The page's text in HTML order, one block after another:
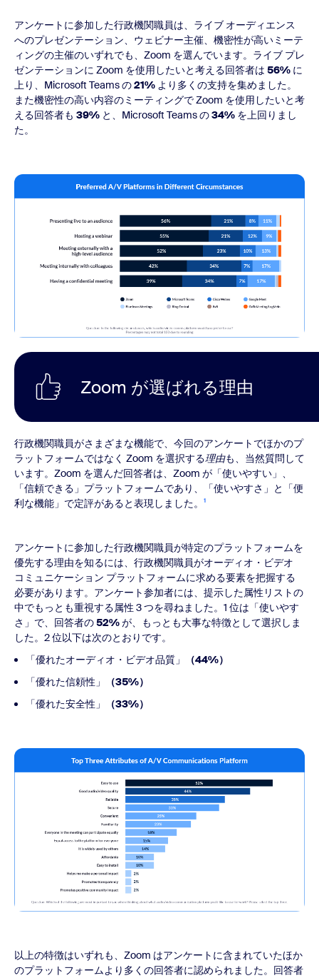
アンケートに参加した行政機関職員は、ライブ オーディエンス
へのプレゼンテーション、ウェビナー主催、機密性が高いミーテ
ィングの主催のいずれでも、Zoom を選んでいます。ライブ プレ
ゼンテーションに Zoom を使用したいと考える回答者は 56% に
上り、Microsoft Teams の21% より多くの支持を集めました。
また機密性の高い内容のミーティングで Zoom を使用したいと考
える回答者も 39% と、Microsoft Teams の34% を上回りまし
た。
Zoom が選ばれる理由
行政機関職員がさまざまな機能で、今回のアンケートでほかのプ
ラットフォームではなく Zoom を選択する理由も、当然質問して
います。Zoom を選んだ回答者は、Zoom が「使いやすい」、
「信頼できる」プラットフォームであり、「使いやすさ」と「便
利な機能」で定評があると表現しました。 ¹
アンケートに参加した行政機関職員が特定のプラットフォームを
優先する理由を知るには、行政機関職員がオーディオ・ビデオ
コミュニケーション プラットフォームに求める要素を把握する
必要があります。アンケート参加者には、提示した属性リストの
中でもっとも重視する属性 3 つを尋ねました。1 位は「使いやす
さ」で、回答者の52%が、もっとも大事な特徴として選択しま
した。2 位以下は次のとおりです。
「優れたオーディオ・ビデオ品質」
（44%）
「優れた信頼性」
（35%）
「優れた安全性」
（33%）
以上の特徴はいずれも、Zoom はアンケートに含まれていたほか
のプラットフォームより多くの回答者に認められました。回答者